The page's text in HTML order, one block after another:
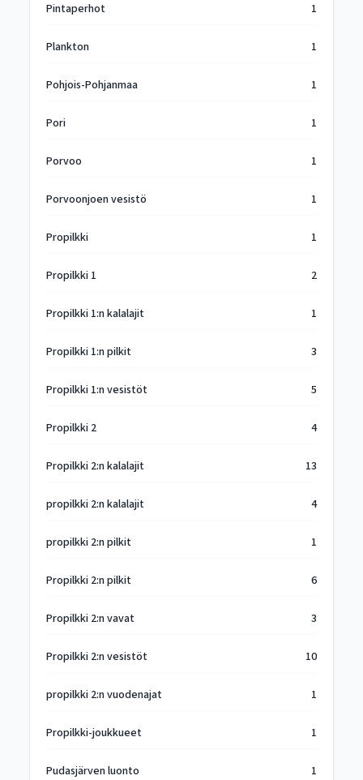
Pintaperhot 1
Plankton 1
Pohjois-Pohjanmaa 1
Pori 1
Porvoo 1
Porvoonjoen vesistö 1
Propilkki 1
Propilkki 1 2
Propilkki 1:n kalalajit 1
Propilkki 1:n pilkit 3
Propilkki 1:n vesistöt 5
Propilkki 2 4
Propilkki 2:n kalalajit 13
propilkki 2:n kalalajit 4
propilkki 2:n pilkit 1
Propilkki 2:n pilkit 6
Propilkki 2:n vavat 3
Propilkki 2:n vesistöt 10
propilkki 2:n vuodenajat 1
Propilkki-joukkueet 1
Pudasjärven luonto 1